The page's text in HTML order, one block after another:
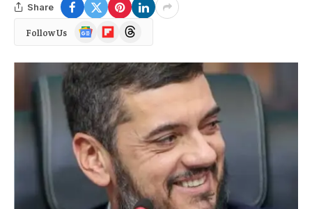
Share
Follow Us
Google
News
FlipboardThreads